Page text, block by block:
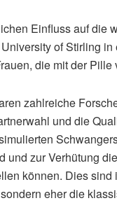
Einfluss auf die
of Stirling
die mit der Pille
zahlreiche
und die
zur Verhütung
können. Dies
eher die